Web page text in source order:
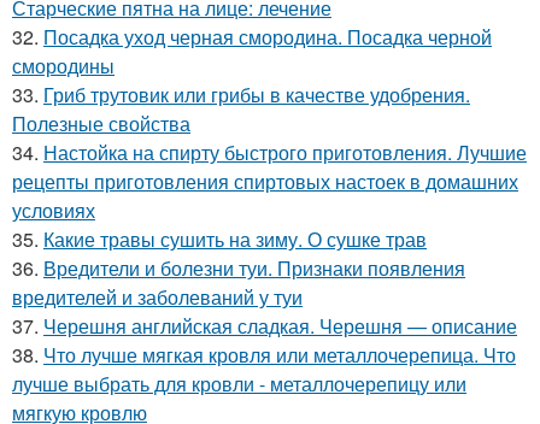
Старческие пятна на лице: лечение
32. Посадка уход черная смородина. Посадка черной
смородины
33. Гриб трутовик или грибы в качестве удобрения.
Полезные свойства
34. Настойка на спирту быстрого приготовления. Лучшие
рецепты приготовления спиртовых настоек в домашних
условиях
35. Какие травы сушить на зиму. О сушке трав
36. Вредители и болезни туи. Признаки появления
вредителей и заболеваний у туи
37. Черешня английская сладкая. Черешня — описание
38. Что лучше мягкая кровля или металлочерепица. Что
лучше выбрать для кровли - металлочерепицу или
мягкую кровлю